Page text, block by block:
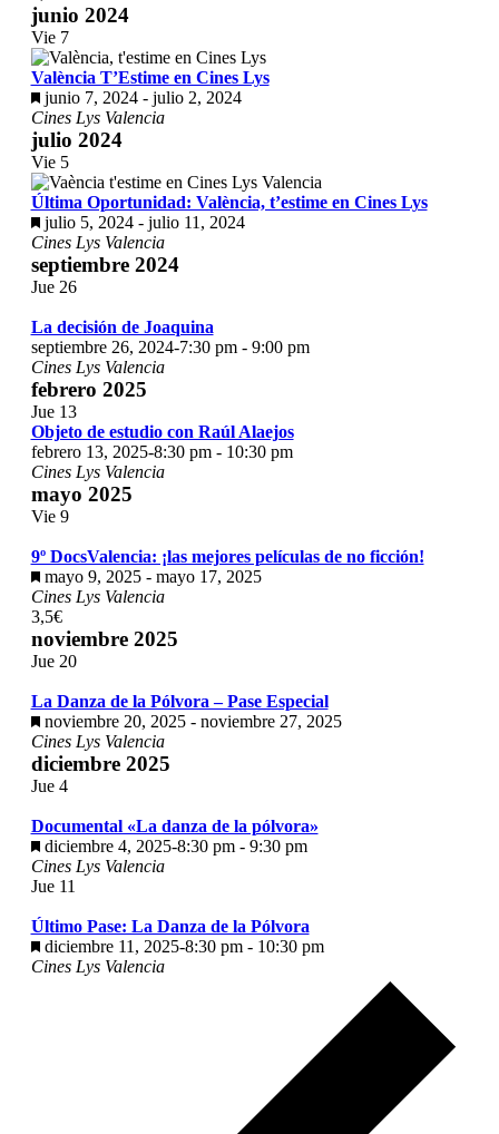
junio 2024
Vie 7
València T’Estime en Cines Lys
Destacado
junio 7, 2024- julio 2, 2024
Cines Lys Valencia
julio 2024
Vie 5
Última Oportunidad: València, t’estime en Cines Lys
Destacado
julio 5, 2024- julio 11, 2024
Cines Lys Valencia
septiembre 2024
Jue 26
La decisión de Joaquina
septiembre 26, 2024-7:30 pm- 9:00 pm
Cines Lys Valencia
febrero 2025
Jue 13
Objeto de estudio con Raúl Alaejos
febrero 13, 2025-8:30 pm- 10:30 pm
Cines Lys Valencia
mayo 2025
Vie 9
9º DocsValencia: ¡las mejores películas de no ficción!
Destacado
mayo 9, 2025- mayo 17, 2025
Cines Lys Valencia
3,5€
noviembre 2025
Jue 20
La Danza de la Pólvora – Pase Especial
Destacado
noviembre 20, 2025- noviembre 27, 2025
Cines Lys Valencia
diciembre 2025
Jue 4
Documental «La danza de la pólvora»
Destacado
diciembre 4, 2025-8:30 pm- 9:30 pm
Cines Lys Valencia
Jue 11
Último Pase: La Danza de la Pólvora
Destacado
diciembre 11, 2025-8:30 pm- 10:30 pm
Cines Lys Valencia